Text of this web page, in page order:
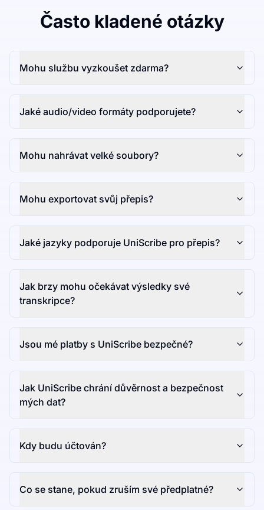
Často kladené otázky
Mohu službu vyzkoušet zdarma?
Jaké audio/video formáty podporujete?
Mohu nahrávat velké soubory?
Mohu exportovat svůj přepis?
Jaké jazyky podporuje UniScribe pro přepis?
Jak brzy mohu očekávat výsledky své
transkripce?
Jsou mé platby s UniScribe bezpečné?
Jak UniScribe chrání důvěrnost a bezpečnost
mých dat?
Kdy budu účtován?
Co se stane, pokud zruším své předplatné?